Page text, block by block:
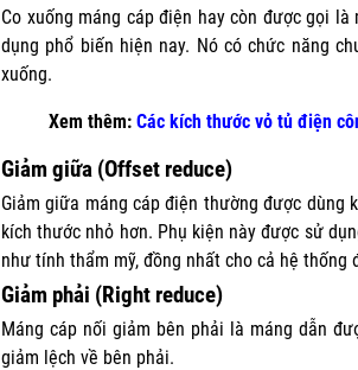
Co xuống máng cáp điện hay còn được gọi
dụng phổ biến hiện nay. Nó có chức năng
xuống.
Xem thêm: Các kích thước vỏ tủ điện
Giảm giữa (Offset reduce)
Giảm giữa máng cáp điện thường được
kích thước nhỏ hơn. Phụ kiện này được sử
như tính thẩm mỹ, đồng nhất cho cả hệ thống
Giảm phải (Right reduce)
Máng cáp nối giảm bên phải là máng dẫn
giảm lệch về bên phải.